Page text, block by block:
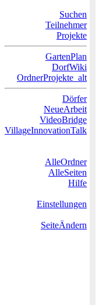
Suchen
Teilnehmer
Projekte
GartenPlan
DorfWiki
OrdnerProjekte_alt
Dörfer
NeueArbeit
VideoBridge
VillageInnovationTalk
AlleOrdner
AlleSeiten
Hilfe
Einstellungen
SeiteÄndern